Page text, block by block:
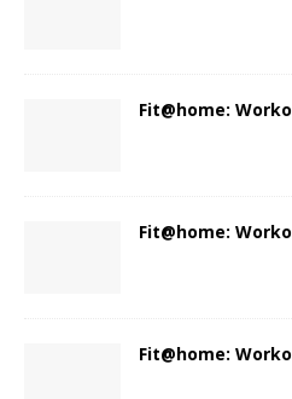
Fit@home:
Fit@home:
Fit@home: